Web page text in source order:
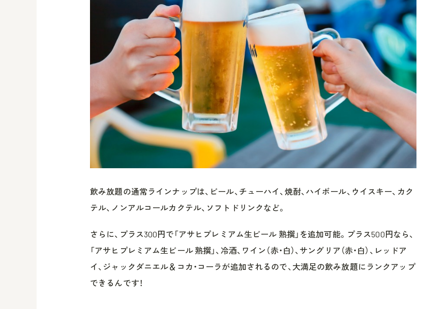
飲み放題の通常ラインナップは、ビール、チューハイ、焼酎、ハイボール、ウイスキー、カク
テル、ノンアルコールカクテル、ソフトドリンクなど。
さらに、プラス300円で「アサヒプレミアム生ビール 熟撰」を追加可能。プラス500円なら、
「アサヒプレミアム生ビール 熟撰」、冷酒、ワイン（赤・白）、サングリア（赤・白）、レッドア
イ、ジャックダニエル＆コカ・コーラが追加されるので、大満足の飲み放題にランクアップ
できるんです！